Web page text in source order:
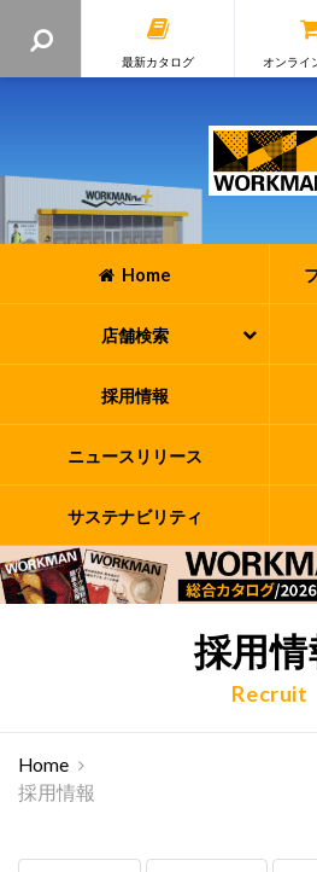
最新カタログ オンライ
Home
店舗検索
採用情報
ニュースリリース
サステナビリティ
採用情
Recruit
Home
採用情報